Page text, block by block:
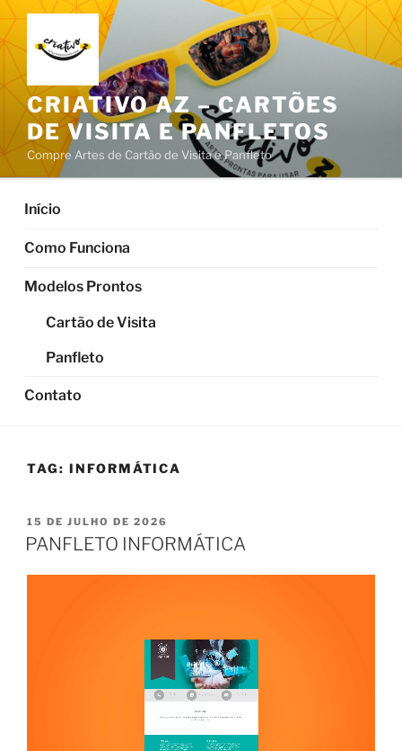
Pular
para
o
conteúdo
CRIATIVO AZ – CARTÕES
DE VISITA E PANFLETOS
Compre Artes de Cartão de Visita e Panfleto
Início
Como Funciona
Modelos Prontos
Cartão de Visita
Panfleto
Contato
TAG: INFORMÁTICA
PUBLICADO
EM
15 DE JULHO DE 2026
PANFLETO INFORMÁTICA